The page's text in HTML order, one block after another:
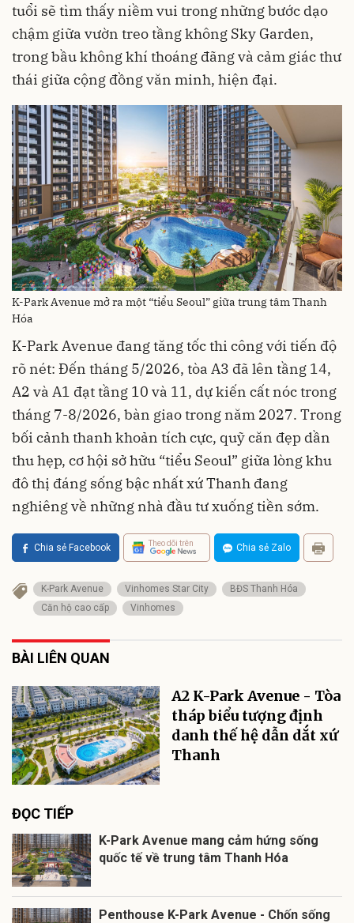
tuổi sẽ tìm thấy niềm vui trong những bước dạo
chậm giữa vườn treo tầng không Sky Garden,
trong bầu không khí thoáng đãng và cảm giác thư
thái giữa cộng đồng văn minh, hiện đại.
K-Park Avenue mở ra một “tiểu Seoul” giữa trung tâm Thanh
Hóa
K-Park Avenue đang tăng tốc thi công với tiến độ
rõ nét: Đến tháng 5/2026, tòa A3 đã lên tầng 14,
A2 và A1 đạt tầng 10 và 11, dự kiến cất nóc trong
tháng 7-8/2026, bàn giao trong năm 2027. Trong
bối cảnh thanh khoản tích cực, quỹ căn đẹp dần
thu hẹp, cơ hội sở hữu “tiểu Seoul” giữa lòng khu
đô thị đáng sống bậc nhất xứ Thanh đang
nghiêng về những nhà đầu tư xuống tiền sớm.
Chia sẻ Facebook Theo dõi trên Chia sẻ Zalo
K-Park Avenue Vinhomes Star City
BĐS Thanh Hóa
Căn hộ cao cấp
Vinhomes
BÀI LIÊN QUAN
A2 K-Park Avenue - Tòa
tháp biểu tượng định
danh thế hệ dẫn dắt xứ
Thanh
ĐỌC TIẾP
K-Park Avenue mang cảm hứng sống
quốc tế về trung tâm Thanh Hóa
Penthouse K-Park Avenue - Chốn sống